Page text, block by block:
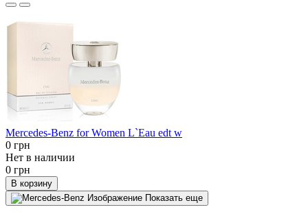
Mercedes-Benz for Women L`Eau edt w
0 грн
Нет в наличии
0 грн
В корзину
Показать еще